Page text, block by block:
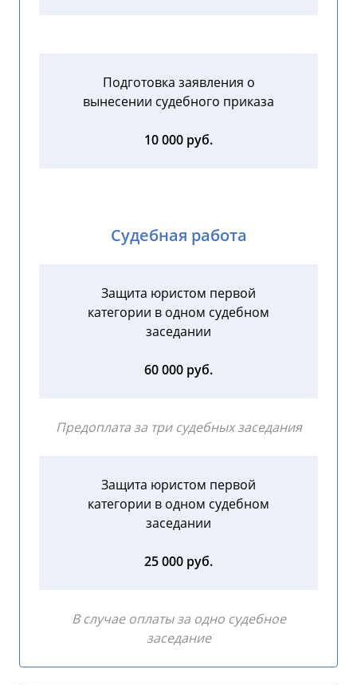
Подготовка заявления о
вынесении судебного приказа
10 000 руб.
Судебная работа
Защита юристом первой
категории в одном судебном
заседании
60 000 руб.
Предоплата за три судебных заседания
Защита юристом первой
категории в одном судебном
заседании
25 000 руб.
В случае оплаты за одно судебное
заседание